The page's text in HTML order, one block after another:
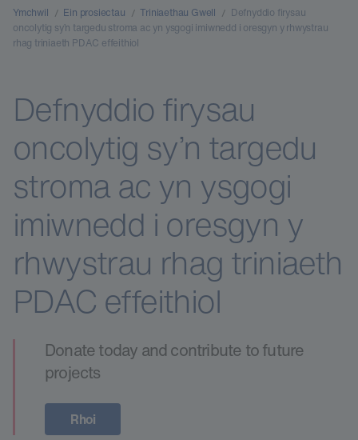
Ymchwil Ein prosiectau Triniaethau Gwell
Defnyddio firysau
oncolytig sy’n targedu stroma ac yn ysgogi imiwnedd i oresgyn y rhwystrau
rhag triniaeth PDAC effeithiol
Defnyddio firysau
oncolytig sy’n targedu
stroma ac yn ysgogi
imiwnedd i oresgyn y
rhwystrau rhag triniaeth
PDAC effeithiol
Donate today and contribute to future
projects
Rhoi